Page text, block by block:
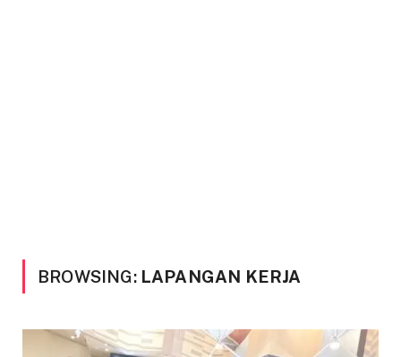
BROWSING: LAPANGAN KERJA